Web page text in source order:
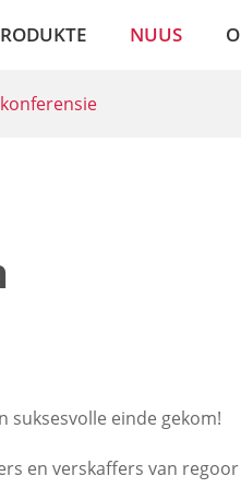
NUUS
einde gekom!
en verskaffers van regoor